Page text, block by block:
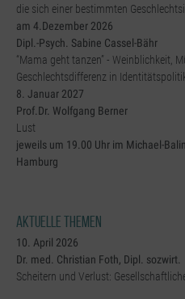
die sich einer bestimmten
am 4.Dezember 2026
Dipl.-Psych. Sabine Cassel-Bähr
“Mama geht tanzen” - Weinblichkeit,
Geschlechtsdifferenz in
8. Januar 2027
Prof.Dr. Wolfgang Berner
Lust
jeweils um 19.00 Uhr im Michael-
Hamburg
Aktuelle Themen
10. April 2026
Dr. med. Christian Foth, Dipl. sozwirt.
Scheitern und Verlust: